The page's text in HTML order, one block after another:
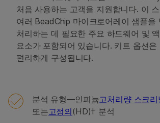
처음 사용하는 고객을 지원합니다. 이
여러 BeadChip 마이크로어레이 샘플을
처리하는 데 필요한 주요 하드웨어 및
요소가 포함되어 있습니다. 키트 옵션은
편리하게 구성됩니다.
분석 유형—인피늄고처리량 스크리
또는고정의 (HD)† 분석